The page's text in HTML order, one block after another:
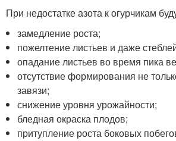
При недостатке азота к огурчикам
замедление роста;
пожелтение листьев и даже
опадание листьев во время пика
отсутствие формирования не
завязи;
снижение уровня урожайности;
бледная окраска плодов;
притупление роста боковых